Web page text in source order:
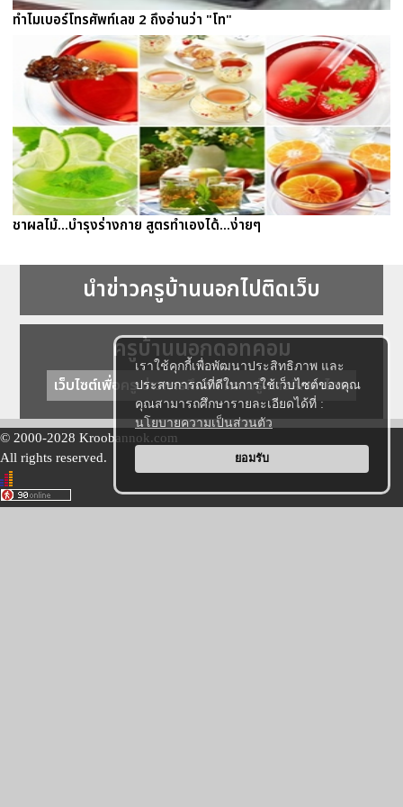
เราใช้คุกกี้เพื่อพัฒนาประสิทธิภาพ และ
ประสบการณ์ที่ดีในการใช้เว็บไซต์ของคุณ
คุณสามารถศึกษารายละเอียดได้ที่ :
นโยบายความเป็นส่วนตัว
ยอมรับ
ทำไมเบอร์โทรศัพท์เลข 2 ถึงอ่านว่า "โท"
ชาผลไม้...บำรุงร่างกาย สูตรทำเองได้...ง่ายๆ
นำข่าวครูบ้านนอกไปติดเว็บ
ครูบ้านนอกดอทคอม
เว็บไซต์เพื่อครู ข่าวการศึกษา ความรู้ การศึกษาไทย
© 2000-2028 Kroobannok.com
All rights reserved.